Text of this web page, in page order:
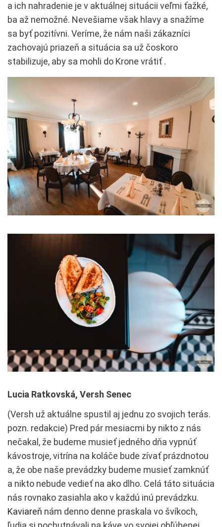
a ich nahradenie je v aktuálnej situácii veľmi ťažké,
ba až nemožné. Nevešiame však hlavy a snažíme
sa byť pozitívni. Veríme, že nám naši zákazníci
zachovajú priazeň a situácia sa už čoskoro
stabilizuje, aby sa mohli do Krone vrátiť .
Lucia Ratkovská, Versh Senec
(Versh už aktuálne spustil aj jednu zo svojich terás.
pozn. redakcie) Pred pár mesiacmi by nikto z nás
nečakal, že budeme musieť jedného dňa vypnúť
kávostroje, vitrína na koláče bude zívať prázdnotou
a, že obe naše prevádzky budeme musieť zamknúť
a nikto nebude vedieť na ako dlho. Celá táto situácia
nás rovnako zasiahla ako v každú inú prevádzku.
Kaviareň nám denno denne praskala vo švíkoch,